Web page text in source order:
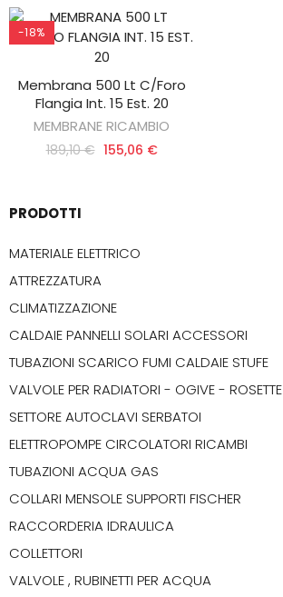
-18%
AGGIUNGI AL CARRELLO
Membrana 500 Lt C/foro
Flangia Int. 15 Est. 20
MEMBRANE RICAMBIO
189,10 € 155,06 €
PRODOTTI
MATERIALE ELETTRICO
ATTREZZATURA
CLIMATIZZAZIONE
CALDAIE PANNELLI SOLARI ACCESSORI
TUBAZIONI SCARICO FUMI CALDAIE STUFE
VALVOLE PER RADIATORI - OGIVE - ROSETTE
SETTORE AUTOCLAVI SERBATOI
ELETTROPOMPE CIRCOLATORI RICAMBI
TUBAZIONI ACQUA GAS
COLLARI MENSOLE SUPPORTI FISCHER
RACCORDERIA IDRAULICA
COLLETTORI
VALVOLE , RUBINETTI PER ACQUA